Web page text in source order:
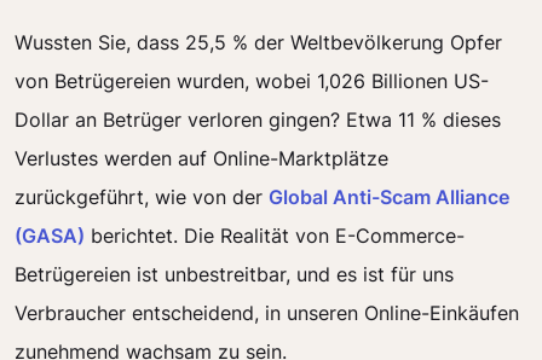
Wussten Sie, dass 25,5 % der Weltbevölkerung Opfer
von Betrügereien wurden, wobei 1,026 Billionen US-
Dollar an Betrüger verloren gingen? Etwa 11 % dieses
Verlustes werden auf Online-Marktplätze
zurückgeführt, wie von der Global Anti-Scam Alliance
(GASA) berichtet. Die Realität von E-Commerce-
Betrügereien ist unbestreitbar, und es ist für uns
Verbraucher entscheidend, in unseren Online-Einkäufen
zunehmend wachsam zu sein.